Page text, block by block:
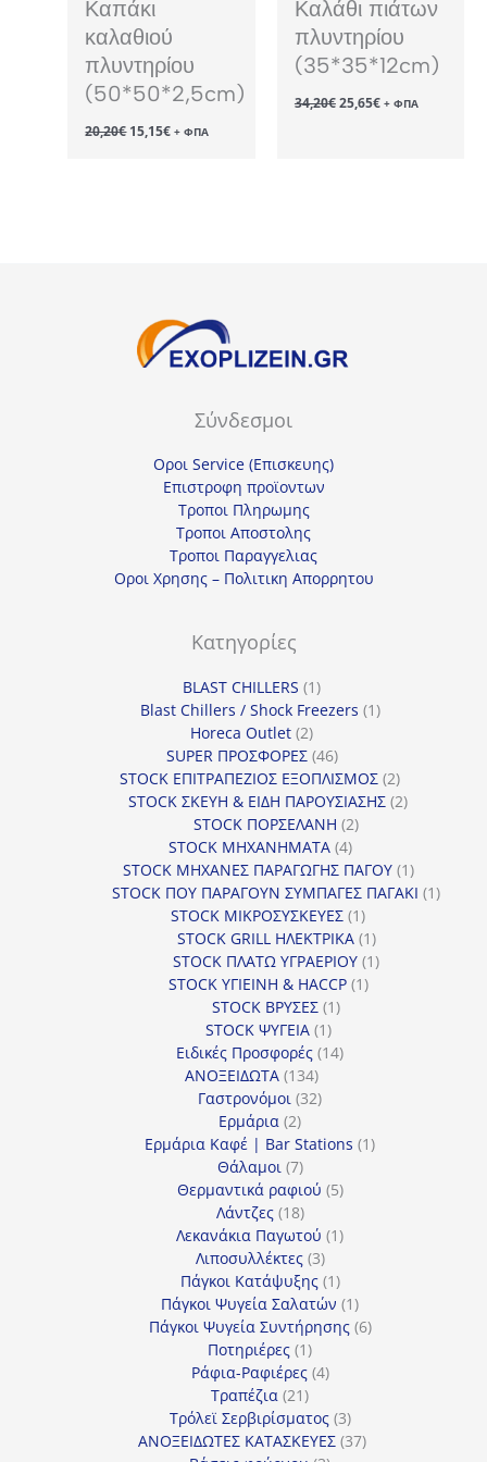
Καπάκι
καλαθιού
πλυντηρίου
(50*50*2,5cm)
20,20€ Original
price
15,15€Η+ ΦΠΑ
Καλάθι πιάτων
πλυντηρίου
(35*35*12cm)
34,20€Original
price
25,65€Η+ ΦΠΑ
Σύνδεσμοι
Οροι Service (Επισκευης)
Επιστροφη προϊοντων
Τροποι Πληρωμης
Τροποι Αποστολης
Τροποι Παραγγελιας
Οροι Χρησης – Πολιτικη Απορρητου
Κατηγορίες
BLAST CHILLERS 11
προϊόν
Blast Chillers / Shock Freezers 11
Horeca Outlet 22
προϊόντα
SUPER ΠΡΟΣΦΟΡΕΣ 4646
προϊόντα
STOCK ΕΠΙΤΡΑΠΕΖΙΟΣ ΕΞΟΠΛΙΣΜΟΣ 22
προϊόντα
STOCK ΣΚΕΥΗ & ΕΙΔΗ ΠΑΡΟΥΣΙΑΣΗΣ 22
STOCK ΠΟΡΣΕΛΑΝΗ 22
STOCK ΜΗΧΑΝΗΜΑΤΑ 44
προϊόντα
STOCK ΜΗΧΑΝΕΣ ΠΑΡΑΓΩΓΗΣ ΠΑΓΟΥ 11
προϊόν
STOCK ΠΟΥ ΠΑΡΑΓΟΥΝ ΣΥΜΠΑΓΕΣ ΠΑΓΑΚΙ 11
STOCK ΜΙΚΡΟΣΥΣΚΕΥΕΣ 11
προϊόν
STOCK GRILL ΗΛΕΚΤΡΙΚΑ 11
προϊόν
STOCK ΠΛΑΤΩ ΥΓΡΑΕΡΙΟΥ 11
STOCK ΥΓΙΕΙΝΗ & HACCP 11
STOCK ΒΡΥΣΕΣ 11
STOCK ΨΥΓΕΙΑ 11
προϊόν
Ειδικές Προσφορές 1414
ΑΝΟΞΕΙΔΩΤΑ 134134
προϊόντα
Γαστρονόμοι 3232
Ερμάρια 22
προϊόντα
Ερμάρια Καφέ | Bar Stations 11
Θάλαμοι 77
προϊόντα
Θερμαντικά ραφιού 55
Λάντζες 1818
προϊόντα
Λεκανάκια Παγωτού 11
Λιποσυλλέκτες 33
προϊόντα
Πάγκοι Κατάψυξης 11
προϊόν
Πάγκοι Ψυγεία Σαλατών 11
προϊόν
Πάγκοι Ψυγεία Συντήρησης 66
Ποτηριέρες 11
προϊόν
Ράφια-Ραφιέρες 44
Τραπέζια 2121
προϊόντα
Τρόλεϊ Σερβιρίσματος 33
προϊόντα
ΑΝΟΞΕΙΔΩΤΕΣ ΚΑΤΑΣΚΕΥΕΣ 3737